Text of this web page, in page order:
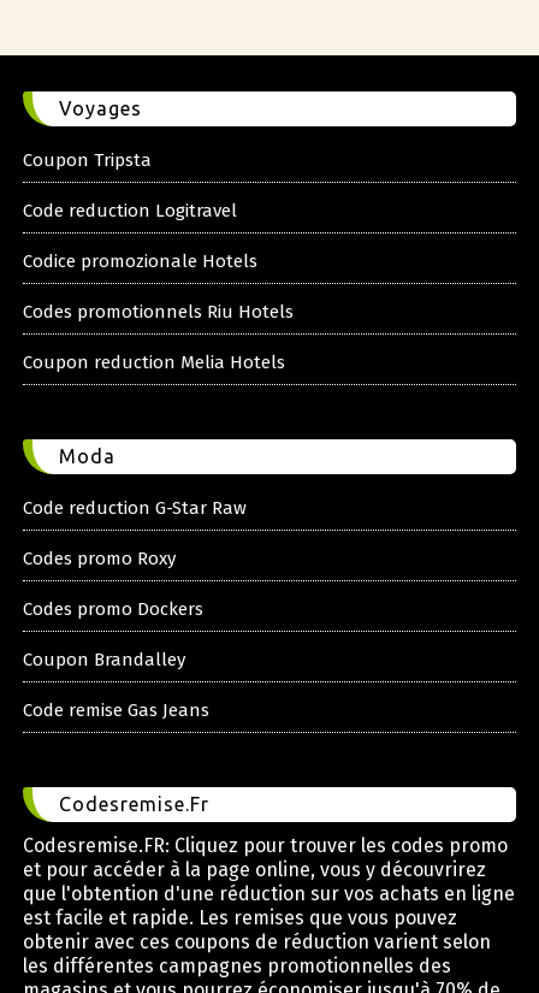
Voyages
Coupon Tripsta
Code reduction Logitravel
Codice promozionale Hotels
Codes promotionnels Riu Hotels
Coupon reduction Melia Hotels
Moda
Code reduction G-Star Raw
Codes promo Roxy
Codes promo Dockers
Coupon Brandalley
Code remise Gas Jeans
Codesremise.Fr
Codesremise.FR: Cliquez pour trouver les codes promo
et pour accéder à la page online, vous y découvrirez
que l'obtention d'une réduction sur vos achats en ligne
est facile et rapide. Les remises que vous pouvez
obtenir avec ces coupons de réduction varient selon
les différentes campagnes promotionnelles des